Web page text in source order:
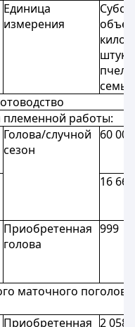
Единица
измерения
штук,
племенной работы:
Голова/случной
сезон
60 000
16 666
Приобретенная
голова
999
маточного
Приобретенная 2 058